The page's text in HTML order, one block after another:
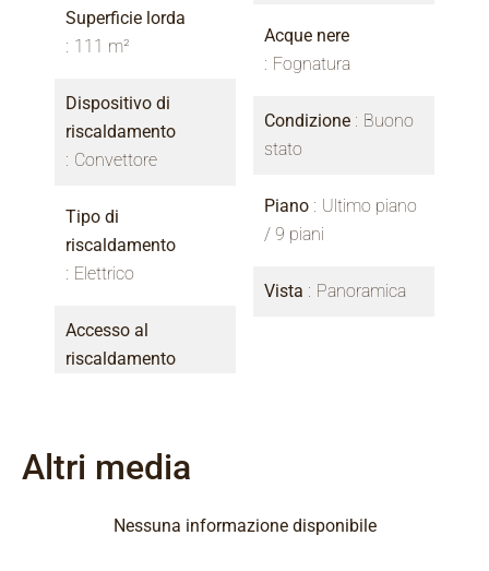
Superficie lorda
111 m²
Dispositivo di
riscaldamento
Convettore
Tipo di
riscaldamento
Elettrico
Accesso al
riscaldamento
Acque nere
Fognatura
Condizione
Buono
stato
Piano
Ultimo piano
/ 9 piani
Vista Panoramica
Altri media
Nessuna informazione disponibile